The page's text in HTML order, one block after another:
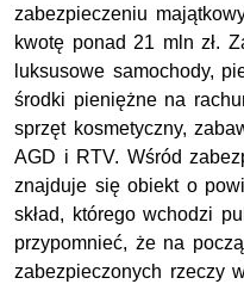
zabezpieczeniu
kwotę ponad 21 mln zł.
luksusowe samochody,
środki pieniężne na
sprzęt kosmetyczny,
AGD i RTV. Wśród
znajduje się obiekt o
skład, którego wchodzi
przypomnieć, że na
zabezpieczonych rzeczy